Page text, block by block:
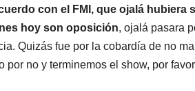
con el FMI, que ojalá hubiera
hoy son oposición, ojalá pasara
Quizás fue por la cobardía de no
por no y terminemos el show, por